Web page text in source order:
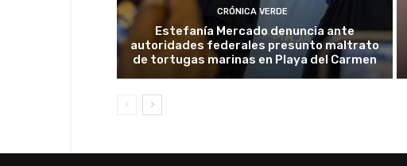
CRÓNICA VERDE
Estefanía Mercado denuncia ante
autoridades federales presunto maltrato
de tortugas marinas en Playa del Carmen